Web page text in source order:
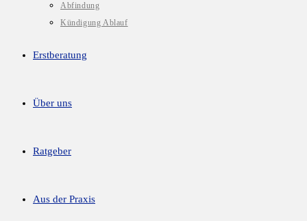
Abfindung
Kündigung Ablauf
Erstberatung
Über uns
Ratgeber
Aus der Praxis